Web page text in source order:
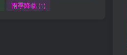
雨季降临(1)